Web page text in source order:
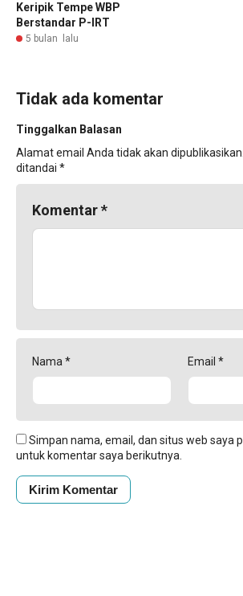
Keripik Tempe WBP
Berstandar P-IRT
5 bulan lalu
Tidak ada komentar
Tinggalkan Balasan
Alamat email Anda tidak akan dipublikasikan.
ditandai *
Komentar*
Nama* Email *
Simpan nama, email, dan situs web saya
untuk komentar saya berikutnya.